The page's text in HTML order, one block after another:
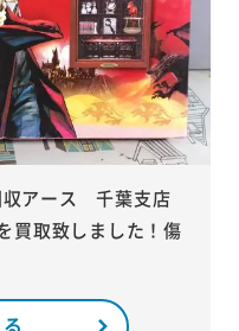
収アース 千葉支店
買取致しました！傷